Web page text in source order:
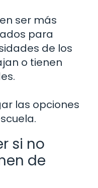
ser más
para
de los
o tienen
las opciones
si no
de